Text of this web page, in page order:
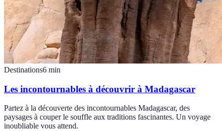
Destinations6 min
Les incontournables à découvrir à Madagascar
Partez à la découverte des incontournables Madagascar, des
paysages à couper le souffle aux traditions fascinantes. Un voyage
inoubliable vous attend.